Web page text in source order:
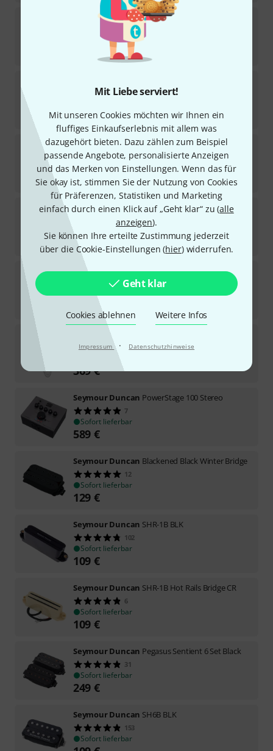
Mit Liebe serviert!
Mit unseren Cookies möchten wir Ihnen ein
fluffiges Einkaufserlebnis mit allem was
dazugehört bieten. Dazu zählen zum Beispiel
passende Angebote, personalisierte Anzeigen
und das Merken von Einstellungen. Wenn das für
Sie okay ist, stimmen Sie der Nutzung von Cookies
für Präferenzen, Statistiken und Marketing
einfach durch einen Klick auf „Geht klar“ zu (alle
anzeigen).
Sie können Ihre erteilte Zustimmung jederzeit
über die Cookie-Einstellungen (hier) widerrufen.
Geht klar
Cookies ablehnen Weitere Infos
Impressum · Datenschutzhinweise
Seymour DuncanSH-6 Set Distortion Mayhem
184
Sofort lieferbar
80
209€
Seymour DuncanBlack Winter Bridge
69
Sofort lieferbar
129 €
Seymour Duncan SSL-1 Set California
116
Sofort lieferbar
259 €
Seymour DuncanSH-4 WH
91
Sofort lieferbar
€
Seymour Duncan
Sofort lieferbar
369€
Seymour Duncan PowerStage 100 Stereo
7
Sofort lieferbar
589 €
Seymour Duncan Blackened Black Winter Bridge
12
Sofort lieferbar
129 €
Seymour Duncan SHR-1B BLK
102
Sofort lieferbar
109 €
Seymour Duncan SHR-1B Hot Rails Bridge CR
6
Sofort lieferbar
109 €
Seymour Duncan Pegasus Sentient 6 Set Black
31
Sofort lieferbar
249 €
Seymour Duncan SH6B BLK
153
Sofort lieferbar